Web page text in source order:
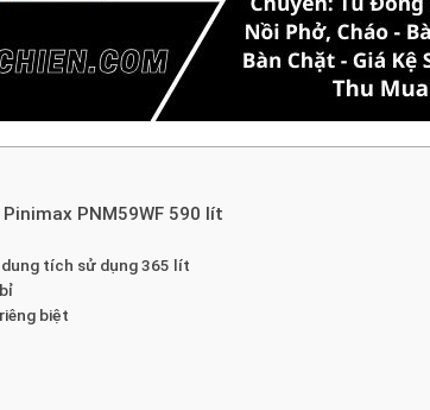
PNM59WF 590 lít
tích sử dụng 365 lít
biệt